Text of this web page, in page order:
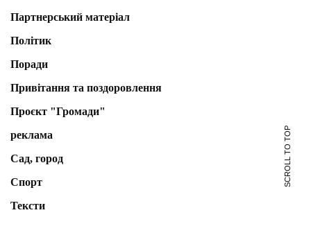
Партнерський матеріал
Політик
Поради
Привітання та поздоровлення
Проєкт "Громади"
реклама
Сад, город
Спорт
Тексти
SCROLL TO TOP